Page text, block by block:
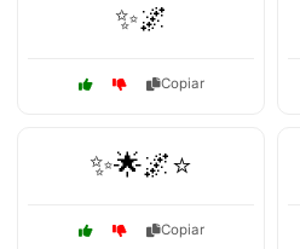
✨🌌
Copiar
✨🌟🌌⭐
Copiar